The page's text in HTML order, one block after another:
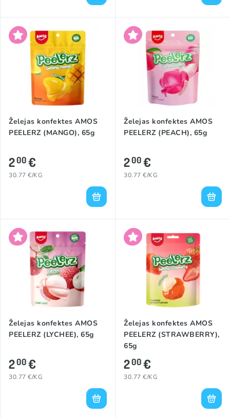
Želejas konfektes AMOS
PEELERZ (MANGO), 65g
200€
30.77 €/KG
Želejas konfektes AMOS
PEELERZ (PEACH), 65g
200€
30.77 €/KG
Želejas konfektes AMOS
PEELERZ (LYCHEE), 65g
200€
30.77 €/KG
Želejas konfektes AMOS
PEELERZ (STRAWBERRY),
65g
200€
30.77 €/KG